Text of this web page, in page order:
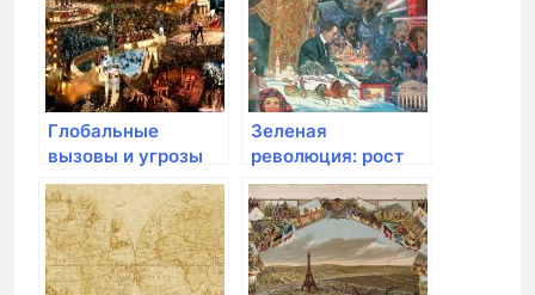
Глобальные
вызовы и угрозы
современности
Зеленая
революция: рост
продуктивности
сельского
хозяйства и
социальные
изменения